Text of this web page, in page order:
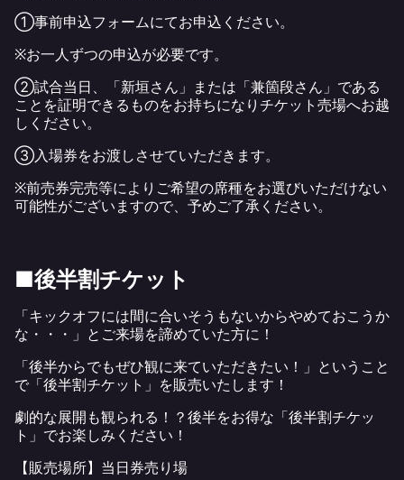
①事前申込フォームにてお申込ください。
※お一人ずつの申込が必要です。
②試合当日、「新垣さん」または「兼箇段さん」である
ことを証明できるものをお持ちになりチケット売場へお越
しください。
③入場券をお渡しさせていただきます。
※前売券完売等によりご希望の席種をお選びいただけない
可能性がございますので、予めご了承ください。
■後半割チケット
「キックオフには間に合いそうもないからやめておこうか
な・・・」とご来場を諦めていた方に！
「後半からでもぜひ観に来ていただきたい！」ということ
で「後半割チケット」を販売いたします！
劇的な展開も観られる！？後半をお得な「後半割チケッ
ト」でお楽しみください！
【販売場所】当日券売り場